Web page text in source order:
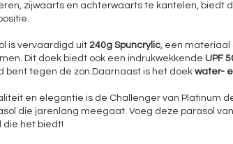
zijwaarts en achterwaarts te kantelen, biedt
is vervaardigd uit 240g Spuncrylic, een materiaal
Dit doek biedt ook een indrukwekkende UPF
bent tegen de zon.Daarnaast is het doek water-
en elegantie is de Challenger van Platinum
die jarenlang meegaat. Voeg deze parasol
die het biedt!